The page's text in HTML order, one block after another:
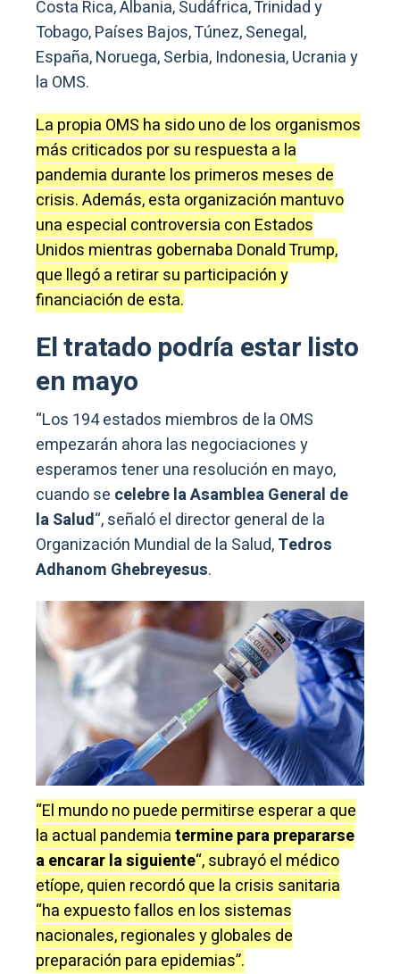
Costa Rica, Albania, Sudáfrica, Trinidad y
Tobago, Países Bajos, Túnez, Senegal,
España, Noruega, Serbia, Indonesia, Ucrania y
la OMS.
La propia OMS ha sido uno de los organismos
más criticados por su respuesta a la
pandemia durante los primeros meses de
crisis. Además, esta organización mantuvo
una especial controversia con Estados
Unidos mientras gobernaba Donald Trump,
que llegó a retirar su participación y
financiación de esta.
El tratado podría estar listo
en mayo
“Los 194 estados miembros de la OMS
empezarán ahora las negociaciones y
esperamos tener una resolución en mayo,
cuando se celebre la Asamblea General de
la Salud“, señaló el director general de la
Organización Mundial de la Salud,Tedros
Adhanom Ghebreyesus.
“El mundo no puede permitirse esperar a que
la actual pandemiatermine para prepararse
a encarar la siguiente“, subrayó el médico
etíope, quien recordó que la crisis sanitaria
“ha expuesto fallos en los sistemas
nacionales, regionales y globales de
preparación para epidemias”.